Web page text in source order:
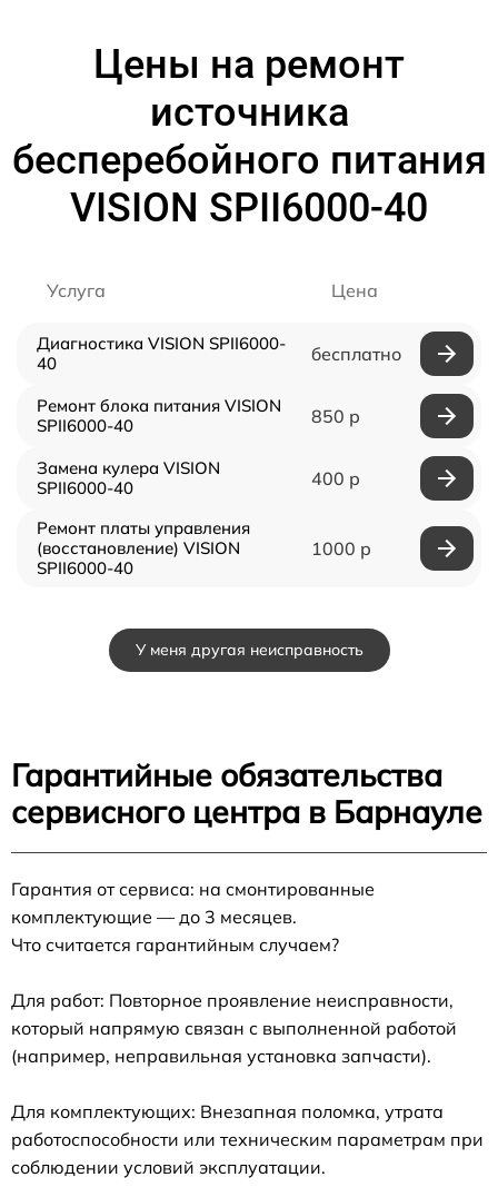
Цены на ремонт
источника
бесперебойного питания
VISION SPII6000-40
Услуга Цена
Диагностика VISION SPII6000-
40
бесплатно
Ремонт блока питания VISION
SPII6000-40
850 р
Замена кулера VISION
SPII6000-40
400 р
Ремонт платы управления
(восстановление) VISION
SPII6000-40
1000 р
У меня другая неисправность
Гарантийные обязательства
сервисного центра в Барнауле
Гарантия от сервиса: на смонтированные
комплектующие — до 3 месяцев.
Что считается гарантийным случаем?
Для работ: Повторное проявление неисправности,
который напрямую связан с выполненной работой
(например, неправильная установка запчасти).
Для комплектующих: Внезапная поломка, утрата
работоспособности или техническим параметрам при
соблюдении условий эксплуатации.